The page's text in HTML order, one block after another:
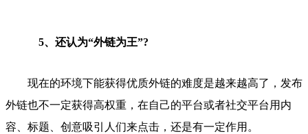
5、还认为“外链为王”?
现在的环境下能获得优质外链的难度是越来越高了，发布
外链也不一定获得高权重，在自己的平台或者社交平台用内
容、标题、创意吸引人们来点击，还是有一定作用。